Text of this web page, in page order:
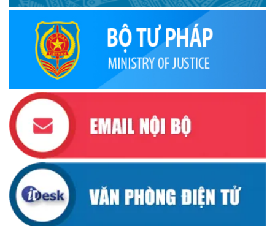
Quyết định ban hành danh sách thành viên Hội đồng phối
hợp phổ biến, giáo dục pháp luật tỉnh Đắk Lắk
(22/10/2025)
Đắk Lắk triển khai Cuộc vận động “Toàn dân rèn luyện
thân thể theo gương Bác Hồ vĩ đại” giai đoạn 2026-2030
(13/10/2025)
Ủy ban Mặt trận Tổ quốc Việt Nam tỉnh kêu gọi vận động
ủng hộ đồng bào khắc phục thiệt hại do bão số 10 gây ra
(12/10/2025)
UBND TỈNH ĐẮK LẮK KHUYẾN CÁO NGƯỜI DÂN TĂNG
CƯỜNG PHÒNG, CHỐNG BỆNH TẢ
(09/10/2025)